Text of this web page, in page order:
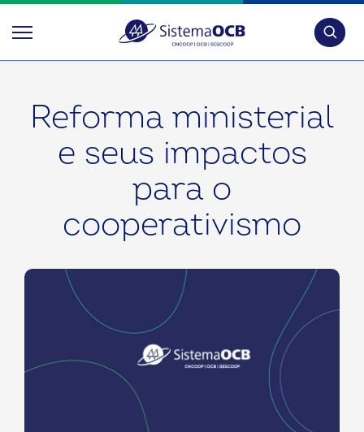
Reforma ministerial
e seus impactos
para o
cooperativismo